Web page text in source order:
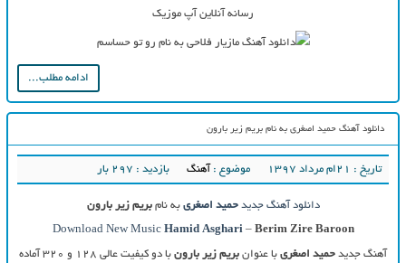
رسانه آنلاین آپ موزیک
ادامه مطلب...
دانلود آهنگ حمید اصغری به نام بریم زیر بارون
تاریخ : ۲۱ام مرداد ۱۳۹۷ موضوع : آهنگ بازدید : 297 بار
دانلود آهنگ جدید حمید اصغری به نامبریم زیر بارون
Download New Music Hamid Asghari– Berim Zire Baroon
آهنگ جدید حمید اصغری با عنوان بریم زیر بارون با دو کیفیت عالی ۱۲۸ و ۳۲۰ آماده